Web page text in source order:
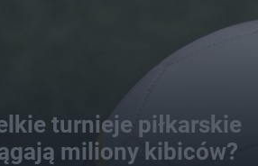
turnieje piłkarskie
miliony kibiców?